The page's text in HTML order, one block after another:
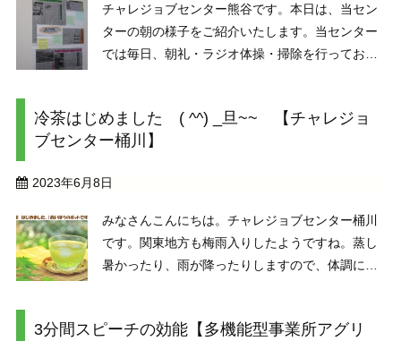
チャレジョブセンター熊谷です。本日は、当セン
ターの朝の様子をご紹介いたします。当センター
では毎日、朝礼・ラジオ体操・掃除を行っており
習になりますね。朝礼は、職員が日替わりで担
当。本日の担当は、 ...
冷茶はじめました ( ^^) _旦~~ 【チャレジョ
ブセンター桶川】
2023年6月8日
みなさんこんにちは。チャレジョブセンター桶川
です。関東地方も梅雨入りしたようですね。蒸し
暑かったり、雨が降ったりしますので、体調には
はじめましたのでご紹介します。喫茶コーナーは
3分間スピーチの効能【多機能型事業所アグリ